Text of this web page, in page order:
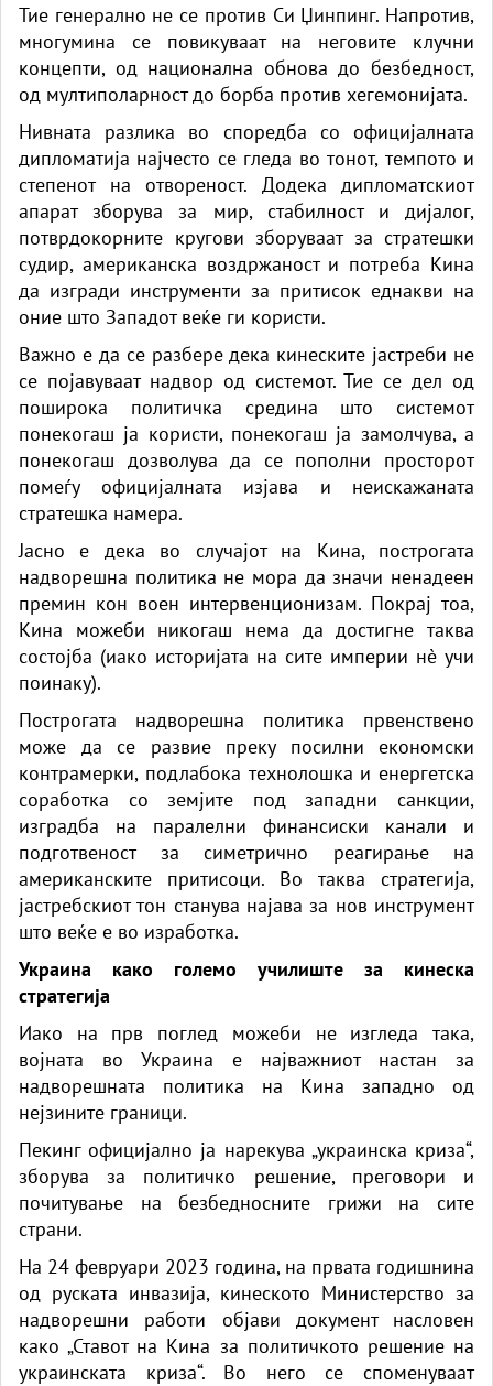
Тие генерално не се против Си Џинпинг. Напротив,
многумина се повикуваат на неговите клучни
концепти, од национална обнова до безбедност,
од мултиполарност до борба против хегемонијата.
Нивната разлика во споредба со официјалната
дипломатија најчесто се гледа во тонот, темпото и
степенот на отвореност. Додека дипломатскиот
апарат зборува за мир, стабилност и дијалог,
потврдокорните кругови зборуваат за стратешки
судир, американска воздржаност и потреба Кина
да изгради инструменти за притисок еднакви на
оние што Западот веќе ги користи.
Важно е да се разбере дека кинеските јастреби не
се појавуваат надвор од системот. Тие се дел од
поширока политичка средина што системот
понекогаш ја користи, понекогаш ја замолчува, а
понекогаш дозволува да се пополни просторот
помеѓу официјалната изјава и неискажаната
стратешка намера.
Јасно е дека во случајот на Кина, построгата
надворешна политика не мора да значи ненадеен
премин кон воен интервенционизам. Покрај тоа,
Кина можеби никогаш нема да достигне таква
состојба (иако историјата на сите империи нè учи
поинаку).
Построгата надворешна политика првенствено
може да се развие преку посилни економски
контрамерки, подлабока технолошка и енергетска
соработка со земјите под западни санкции,
изградба на паралелни финансиски канали и
подготвеност за симетрично реагирање на
американските притисоци. Во таква стратегија,
јастребскиот тон станува најава за нов инструмент
што веќе е во изработка.
Украина како големо училиште за кинеска
стратегија
Иако на прв поглед можеби не изгледа така,
војната во Украина е најважниот настан за
надворешната политика на Кина западно од
нејзините граници.
Пекинг официјално ја нарекува „украинска криза“,
зборува за политичко решение, преговори и
почитување на безбедносните грижи на сите
страни.
На 24 февруари 2023 година, на првата годишнина
од руската инвазија, кинеското Министерство за
надворешни работи објави документ насловен
како „Ставот на Кина за политичкото решение на
украинската криза“. Во него се споменуваат